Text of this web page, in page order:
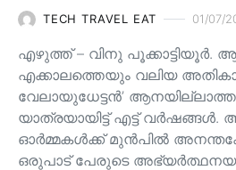
TECH TRAVEL EAT 01/07/
എഴുത്ത് – വിനു പൂക്കാട്ടിയൂർ.
എക്കാലത്തെയും വലിയ
വേലായുധേട്ടൻ’
യാത്രയായിട്ട് എട്ട് വർഷങ്ങൾ.
ഓർമ്മകൾക്ക് മുൻപിൽ
ഒരുപാട് പേരുടെ